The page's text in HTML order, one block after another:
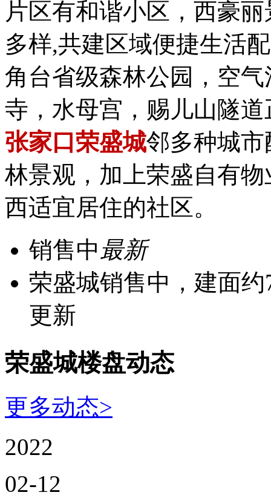
片区有和谐小区，西豪
多样,共建区域便捷生活
角台省级森林公园，空
寺，水母宫，赐儿山隧
张家口荣盛城邻多种城
林景观，加上荣盛自有
西适宜居住的社区。
销售中 最新
荣盛城销售中，建面约
更新
荣盛城楼盘动态
更多动态>
2022
02-12